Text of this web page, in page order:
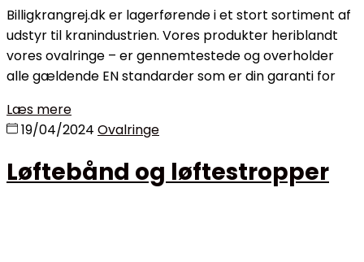
Billigkrangrej.dk er lagerførende i et stort sortiment af
udstyr til kranindustrien. Vores produkter heriblandt
vores ovalringe – er gennemtestede og overholder
alle gældende EN standarder som er din garanti for
Læs mere
19/04/2024 Ovalringe
Løftebånd og løftestropper